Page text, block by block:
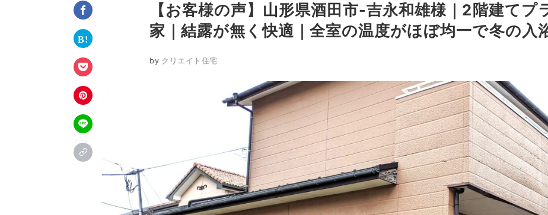
【お客様の声】山形県酒田市-吉永和雄様｜2階建てプ
家｜結露が無く快適｜全室の温度がほぼ均一で冬の入
by クリエイト住宅